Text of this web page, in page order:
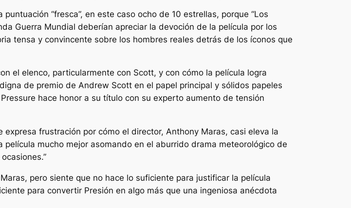
“fresca”, en este caso ocho de 10 estrellas, porque “Los
Guerra Mundial deberían apreciar la devoción de la película por los
tensa y convincente sobre los hombres reales detrás de los íconos que
el elenco, particularmente con Scott, y con cómo la película logra
de premio de Andrew Scott en el papel principal y sólidos papeles
hace honor a su título con su experto aumento de tensión
expresa frustración por cómo el director, Anthony Maras, casi eleva la
película mucho mejor asomando en el aburrido drama meteorológico de
pero siente que no hace lo suficiente para justificar la película
para convertir Presión en algo más que una ingeniosa anécdota